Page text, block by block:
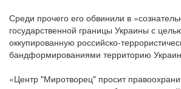
Среди прочего его обвинили в
государственной границы Украины с
оккупированную российско-
бандформированиями территорию
«Центр "Миротворец" просит